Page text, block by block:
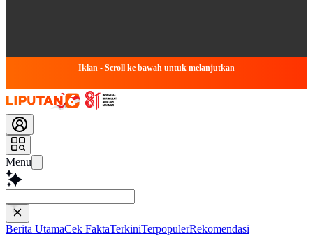
Iklan - Scroll ke bawah untuk melanjutkan
Menu
Tanya apapun tentan
Berita UtamaCek FaktaTerkiniTerpopulerRekomendasi